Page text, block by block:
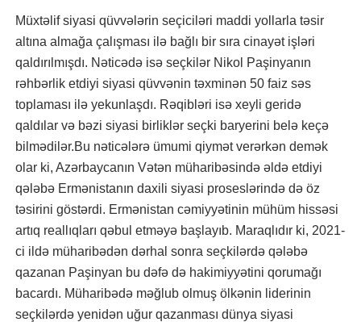
Müxtəlif siyasi qüvvələrin seçiciləri maddi yollarla təsir
altına almağa çalışması ilə bağlı bir sıra cinayət işləri
qaldırılmışdı. Nəticədə isə seçkilər Nikol Paşinyanın
rəhbərlik etdiyi siyasi qüvvənin təxminən 50 faiz səs
toplaması ilə yekunlaşdı. Rəqibləri isə xeyli geridə
qaldılar və bəzi siyasi birliklər seçki baryerini belə keçə
bilmədilər.Bu nəticələrə ümumi qiymət verərkən demək
olar ki, Azərbaycanın Vətən müharibəsində əldə etdiyi
qələbə Ermənistanın daxili siyasi proseslərində də öz
təsirini göstərdi. Ermənistan cəmiyyətinin mühüm hissəsi
artıq reallıqları qəbul etməyə başlayıb. Maraqlıdır ki, 2021-
ci ildə müharibədən dərhal sonra seçkilərdə qələbə
qazanan Paşinyan bu dəfə də hakimiyyətini qorumağı
bacardı. Müharibədə məğlub olmuş ölkənin liderinin
seçkilərdə yenidən uğur qazanması dünya siyasi